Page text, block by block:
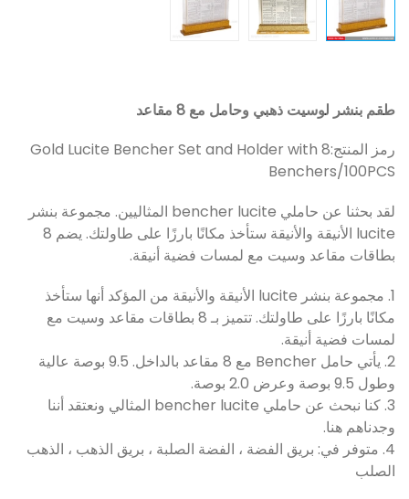
طقم بنشر لوسيت ذهبي وحامل مع 8 مقاعد
رمز المنتج:Gold Lucite Bencher Set and Holder with 8
Benchers/100PCS
لقد بحثنا عن حاملي bencher lucite المثاليين. مجموعة بنشر
lucite الأنيقة والأنيقة ستأخذ مكانًا بارزًا على طاولتك. يضم 8
بطاقات مقاعد وسيت مع لمسات فضية أنيقة.
1. مجموعة بنشر lucite الأنيقة والأنيقة من المؤكد أنها ستأخذ
مكانًا بارزًا على طاولتك. تتميز بـ 8 بطاقات مقاعد وسيت مع
لمسات فضية أنيقة.
2. يأتي حامل Bencher مع 8 مقاعد بالداخل. 9.5 بوصة عالية
وطول 9.5 بوصة وعرض 2.0 بوصة.
3. كنا نبحث عن حاملي bencher lucite المثالي ونعتقد أننا
وجدناهم هنا.
4. متوفر في: بريق الفضة ، الفضة الصلبة ، بريق الذهب ، الذهب
الصلب